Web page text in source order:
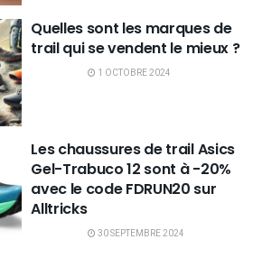
Quelles sont les marques de
trail qui se vendent le mieux ?
1 OCTOBRE 2024
Les chaussures de trail Asics
Gel-Trabuco 12 sont à -20%
avec le code FDRUN20 sur
Alltricks
30 SEPTEMBRE 2024